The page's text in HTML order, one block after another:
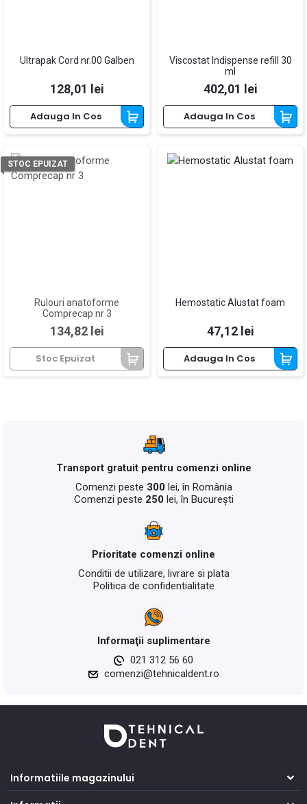
Ultrapak Cord nr.00 Galben
Pret
128,01 lei
Adauga In Cos
Viscostat Indispense refill 30
ml
Pret
402,01 lei
Adauga In Cos
Rulouri anatoforme
Comprecap nr 3
Pret
134,82 lei
Stoc Epuizat
STOC EPUIZAT
Hemostatic Alustat foam
Pret
47,12 lei
Adauga In Cos
Transport gratuit pentru comenzi online
Comenzi peste 300lei, în România
Comenzi peste 250lei, în București
Prioritate comenzi online
Conditii de utilizare, livrare si plata
Politica de confidentialitate
Informaţii suplimentare
021 312 56 60
comenzi@tehnicaldent.ro
Informatiile magazinului